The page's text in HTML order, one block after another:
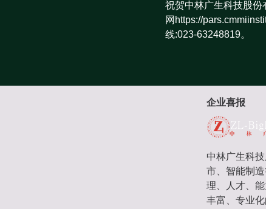
祝贺中林广生科技股份
网https://
线:023-63248819。
企业喜报
中林广生科
市、智能制
理、人才、
丰富、专业